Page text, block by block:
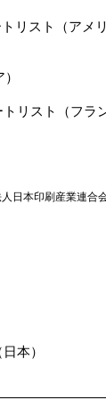
リスト
（アメ
リスト（フラ
人日本印刷産業連合
本）